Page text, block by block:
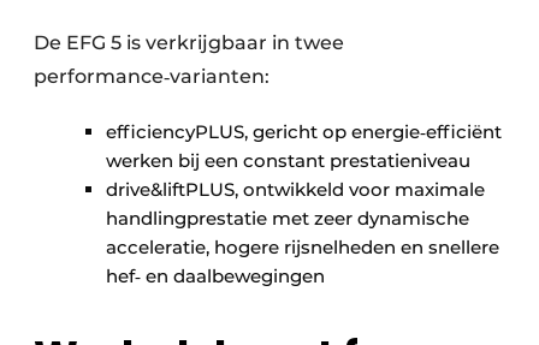
De EFG 5 is verkrijgbaar in twee
performance‑varianten:
efficiencyPLUS, gericht op energie‑efficiënt
werken bij een constant prestatieniveau
drive&liftPLUS, ontwikkeld voor maximale
handlingprestatie met zeer dynamische
acceleratie, hogere rijsnelheden en snellere
hef‑ en daalbewegingen